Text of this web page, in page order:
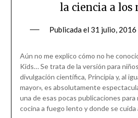
la ciencia a los
Publicada el 31 julio, 2016
Aún no me explico cómo no he
Kids… Se trata de la versión para
divulgación científica, Principia y, al
mayor», es absolutamente
una de esas pocas publicaciones para
cocina a fuego lento y donde se cuida